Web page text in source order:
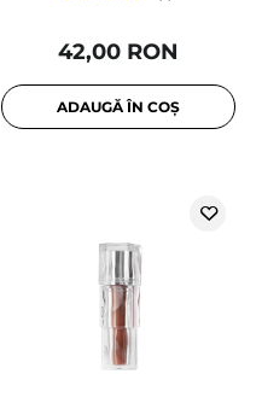
42,00 RON
ADAUGĂ ÎN COȘ